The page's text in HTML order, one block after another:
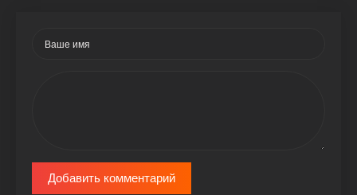
Добавить комментарий